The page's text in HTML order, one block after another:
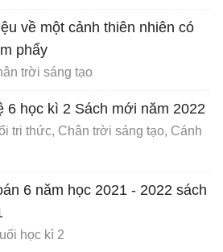
về một cảnh thiên nhiên có
phẩy
trời sáng tạo
6 học kì 2 Sách mới năm 2022
tri thức, Chân trời sáng tạo, Cánh
6 năm học 2021 - 2022 sách
học kì 2